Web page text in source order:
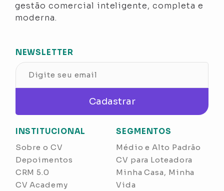
gestão comercial inteligente, completa e
moderna.
INSTITUCIONAL
Sobre o CV
Depoimentos
CRM 5.0
CV Academy
SEGMENTOS
Médio e Alto Padrão
CV para Loteadora
Minha Casa, Minha
Vida
NEWSLETTER
Cadastrar